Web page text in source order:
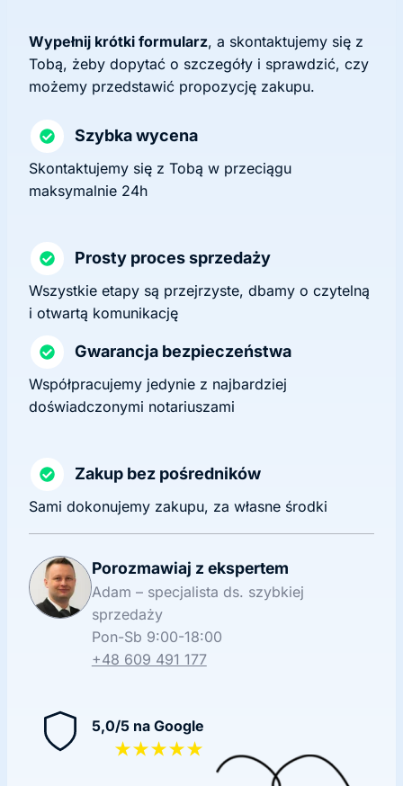
Wypełnij krótki formularz, a skontaktujemy się z
Tobą, żeby dopytać o szczegóły i sprawdzić, czy
możemy przedstawić propozycję zakupu.
Szybka wycena
Skontaktujemy się z Tobą w przeciągu
maksymalnie 24h
Prosty proces sprzedaży
Wszystkie etapy są przejrzyste, dbamy o czytelną
i otwartą komunikację
Gwarancja bezpieczeństwa
Współpracujemy jedynie z najbardziej
doświadczonymi notariuszami
Zakup bez pośredników
Sami dokonujemy zakupu, za własne środki
Porozmawiaj z ekspertem
Adam – specjalista ds. szybkiej
sprzedaży
Pon-Sb 9:00-18:00
+48 609 491 177
5,0/5 na Google
★★★★★